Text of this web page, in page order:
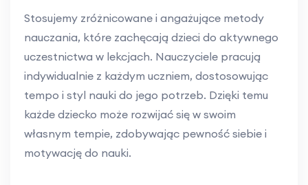
Stosujemy zróżnicowane i angażujące metody
nauczania, które zachęcają dzieci do aktywnego
uczestnictwa w lekcjach. Nauczyciele pracują
indywidualnie z każdym uczniem, dostosowując
tempo i styl nauki do jego potrzeb. Dzięki temu
każde dziecko może rozwijać się w swoim
własnym tempie, zdobywając pewność siebie i
motywację do nauki.